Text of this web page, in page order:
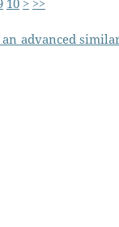
10 > >>
advanced